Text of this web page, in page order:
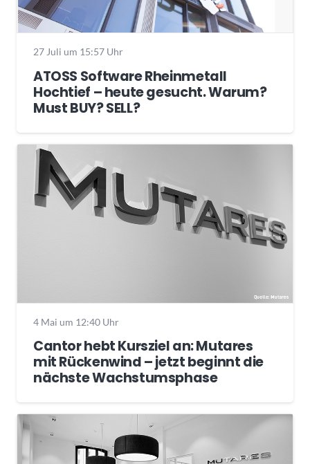
27 Juli um 15:57 Uhr
ATOSS Software Rheinmetall
Hochtief – heute gesucht. Warum?
Must BUY? SELL?
4 Mai um 12:40 Uhr
Cantor hebt Kursziel an: Mutares
mit Rückenwind – jetzt beginnt die
nächste Wachstumsphase